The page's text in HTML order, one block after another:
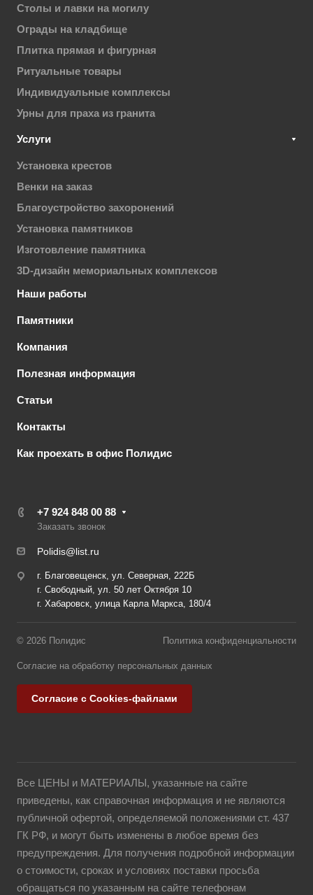
Столы и лавки на могилу
Ограды на кладбище
Плитка прямая и фигурная
Ритуальные товары
Индивидуальные комплексы
Урны для праха из гранита
Услуги
Установка крестов
Венки на заказ
Благоустройство захоронений
Установка памятников
Изготовление памятника
3D-дизайн мемориальных комплексов
Наши работы
Памятники
Компания
Полезная информация
Статьи
Контакты
Как проехать в офис Полидис
+7 924 848 00 88
Заказать звонок
Polidis@list.ru
г. Благовещенск, ул. Северная, 222Б
г. Свободный, ул. 50 лет Октября 10
г. Хабаровск, улица Карла Маркса, 180/4
© 2026 Полидис Политика конфиденциальности
Согласие на обработку персональных данных
Согласие с Cookies-файлами
Все ЦЕНЫ и МАТЕРИАЛЫ, указанные на сайте
приведены, как справочная информация и не являются
публичной офертой, определяемой положениями ст. 437
ГК РФ, и могут быть изменены в любое время без
предупреждения. Для получения подробной информации
о стоимости, сроках и условиях поставки просьба
обращаться по указанным на сайте телефонам